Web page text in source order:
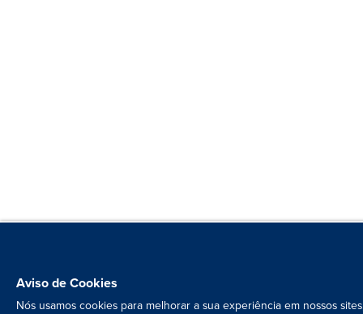
Aviso de Cookies
Nós usamos cookies para melhorar a sua experiência em nossos